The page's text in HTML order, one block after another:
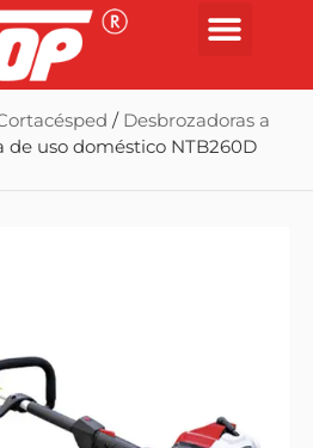
/ Desbrozadoras a
de uso doméstico NTB260D